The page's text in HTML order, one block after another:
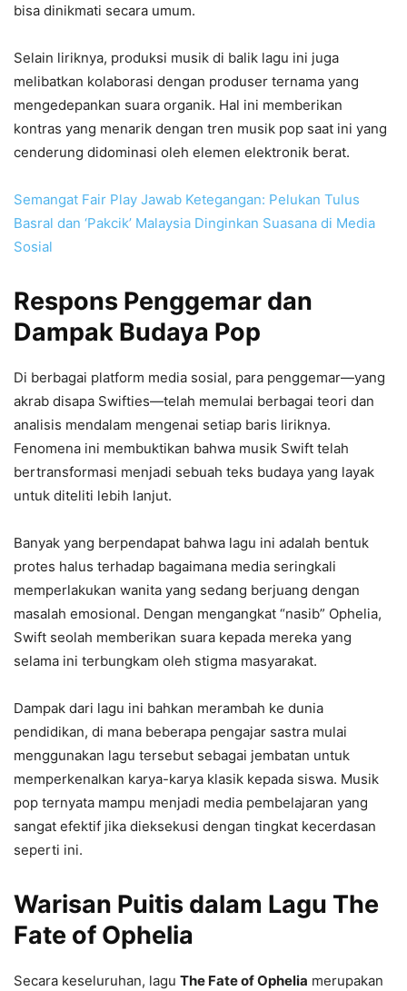
bisa dinikmati secara umum.
Selain liriknya, produksi musik di balik lagu ini juga
melibatkan kolaborasi dengan produser ternama yang
mengedepankan suara organik. Hal ini memberikan
kontras yang menarik dengan tren musik pop saat ini yang
cenderung didominasi oleh elemen elektronik berat.
Semangat Fair Play Jawab Ketegangan: Pelukan Tulus
Basral dan ‘Pakcik’ Malaysia Dinginkan Suasana di Media
Sosial
Respons Penggemar dan
Dampak Budaya Pop
Di berbagai platform media sosial, para penggemar—yang
akrab disapa Swifties—telah memulai berbagai teori dan
analisis mendalam mengenai setiap baris liriknya.
Fenomena ini membuktikan bahwa musik Swift telah
bertransformasi menjadi sebuah teks budaya yang layak
untuk diteliti lebih lanjut.
Banyak yang berpendapat bahwa lagu ini adalah bentuk
protes halus terhadap bagaimana media seringkali
memperlakukan wanita yang sedang berjuang dengan
masalah emosional. Dengan mengangkat “nasib” Ophelia,
Swift seolah memberikan suara kepada mereka yang
selama ini terbungkam oleh stigma masyarakat.
Dampak dari lagu ini bahkan merambah ke dunia
pendidikan, di mana beberapa pengajar sastra mulai
menggunakan lagu tersebut sebagai jembatan untuk
memperkenalkan karya-karya klasik kepada siswa. Musik
pop ternyata mampu menjadi media pembelajaran yang
sangat efektif jika dieksekusi dengan tingkat kecerdasan
seperti ini.
Warisan Puitis dalam Lagu The
Fate of Ophelia
Secara keseluruhan, lagu The Fate of Ophelia merupakan